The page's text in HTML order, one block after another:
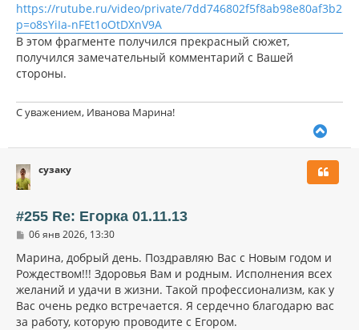
https://rutube.ru/video/private/
p=o8sYiIa-nFEt1oOtDXnV9A
В этом фрагменте получился прекрасный сюжет,
получился замечательный комментарий с Вашей
стороны.
С уважением, Иванова Марина!
у
н
а
ч
а
сузаку
#255 Re: Егорка 01.11.13
С
о
щ
е
н
и
е
06 янв 2026, 13:30
Марина, добрый день. Поздравляю Вас с Новым годом и
Рождеством!!! Здоровья Вам и родным. Исполнения всех
желаний и удачи в жизни. Такой профессионализм, как у
Вас очень редко встречается. Я сердечно благодарю вас
за работу, которую проводите с Егором.